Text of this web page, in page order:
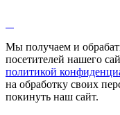
Мы получаем и
посетителей нашего
политикой
на обработку своих
покинуть наш сайт.